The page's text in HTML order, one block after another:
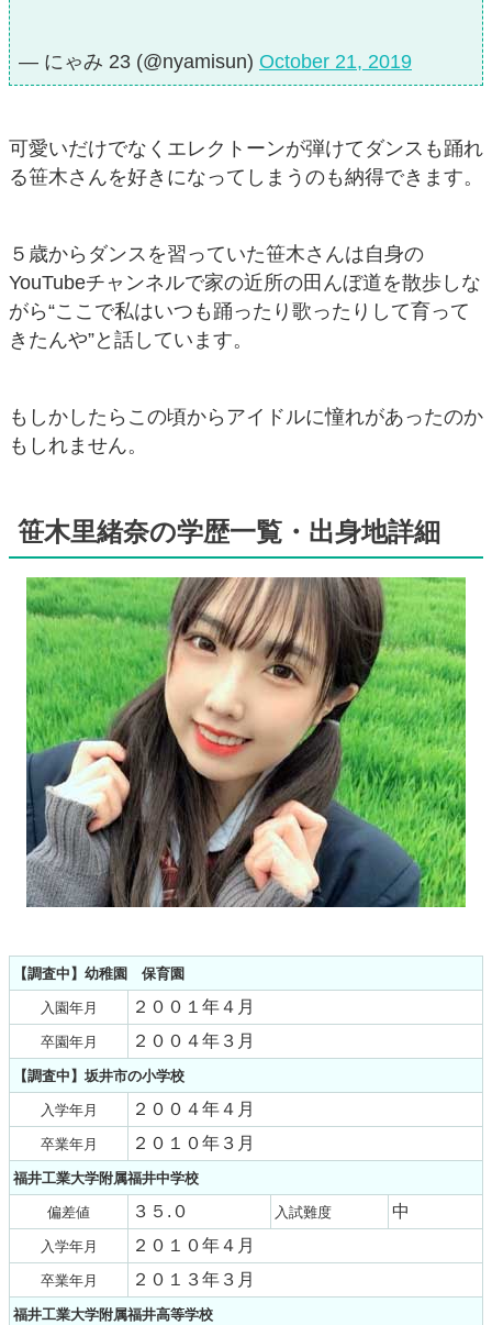
— にゃみ 23 (@nyamisun) October 21, 2019
可愛いだけでなくエレクトーンが弾けてダンスも踊れ
る笹木さんを好きになってしまうのも納得できます。
５歳からダンスを習っていた笹木さんは自身の
YouTubeチャンネルで家の近所の田んぼ道を散歩しな
がら“ここで私はいつも踊ったり歌ったりして育って
きたんや”と話しています。
もしかしたらこの頃からアイドルに憧れがあったのか
もしれません。
笹木里緒奈の学歴一覧・出身地詳細
【調査中】幼稚園 保育園
入園年月 ２００１年４月
卒園年月 ２００４年３月
【調査中】坂井市の小学校
入学年月 ２００４年４月
卒業年月 ２０１０年３月
福井工業大学附属福井中学校
偏差値 ３５.０ 入試難度 中
入学年月 ２０１０年４月
卒業年月 ２０１３年３月
福井工業大学附属福井高等学校